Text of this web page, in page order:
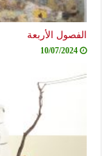
الفصول الأربعة
10/07/2024